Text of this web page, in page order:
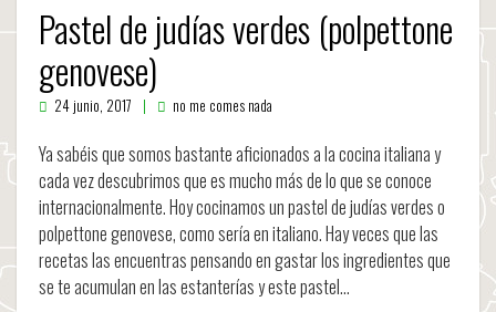
Pastel de judías verdes (polpettone
genovese)
24 junio, 2017 no me comes nada
Ya sabéis que somos bastante aficionados a la cocina italiana y
cada vez descubrimos que es mucho más de lo que se conoce
internacionalmente. Hoy cocinamos un pastel de judías verdes o
polpettone genovese, como sería en italiano. Hay veces que las
recetas las encuentras pensando en gastar los ingredientes que
se te acumulan en las estanterías y este pastel…